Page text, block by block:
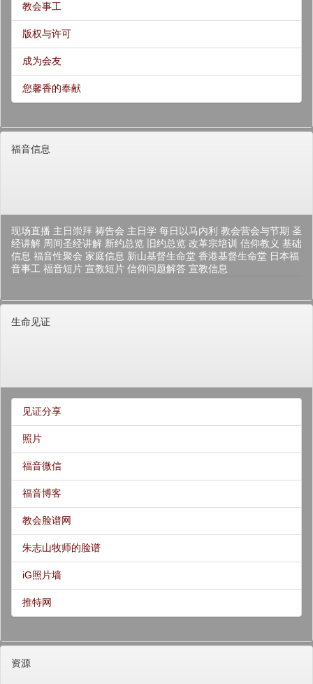
教会事工
版权与许可
成为会友
您馨香的奉献
福音信息
现场直播 主日崇拜 祷告会 主日学 每日以马内利 教会营会与节期 圣
经讲解 周间圣经讲解 新约总览 旧约总览 改革宗培训 信仰教义 基础
信息 福音性聚会 家庭信息 新山基督生命堂 香港基督生命堂 日本福
音事工 福音短片 宣教短片 信仰问题解答 宣教信息
生命见证
见证分享
照片
福音微信
福音博客
教会脸谱网
朱志山牧师的脸谱
iG照片墙
推特网
资源